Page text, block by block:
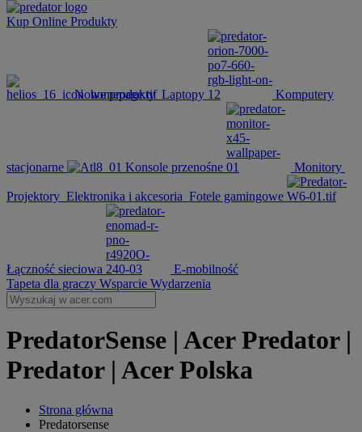
Kup Online Produkty
Nowe produkty Laptopy Komputery
stacjonarne Konsole przenośne Monitory
Projektory Elektronika i akcesoria Fotele gamingowe
Łączność sieciowa
E-mobilność
Tapeta dla graczy Wsparcie Wydarzenia
PredatorSense | Acer Predator |
Predator | Acer Polska
Strona główna
Predatorsense